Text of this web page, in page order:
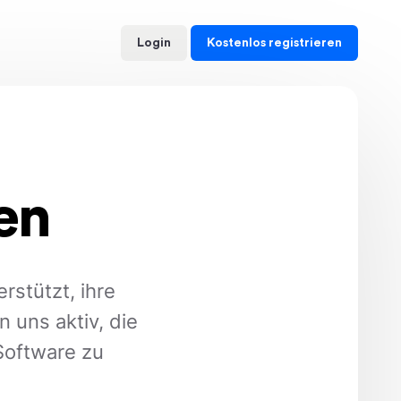
Login Kostenlos registrieren
ihre
uns aktiv, die
zu